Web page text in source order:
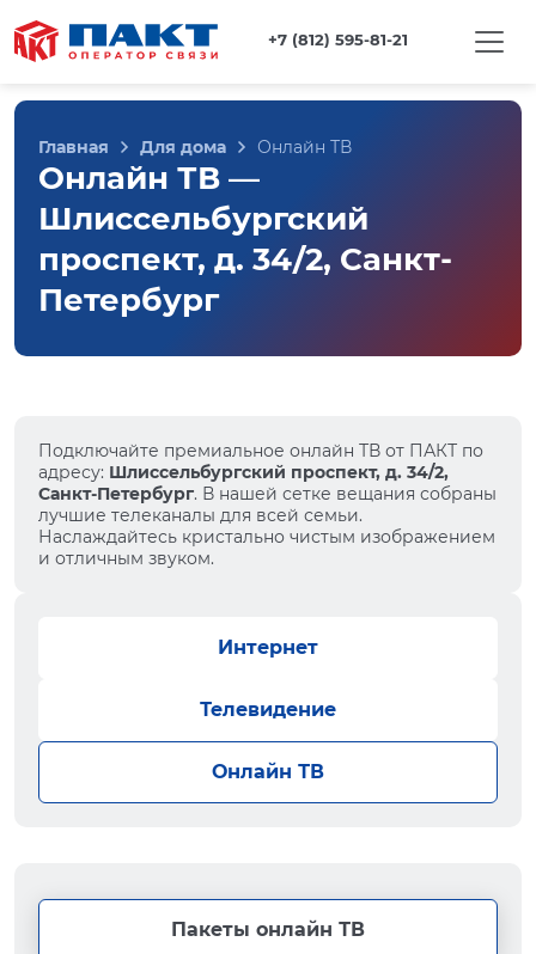
+7 (812) 595-81-21
Главная Для дома Онлайн ТВ
Онлайн ТВ —
Шлиссельбургский
проспект, д. 34/2, Санкт-
Петербург
Подключайте премиальное онлайн ТВ от ПАКТ по
адресу: Шлиссельбургский проспект, д. 34/2,
Санкт-Петербург. В нашей сетке вещания собраны
лучшие телеканалы для всей семьи.
Наслаждайтесь кристально чистым изображением
и отличным звуком.
Интернет
Телевидение
Онлайн ТВ
Пакеты онлайн ТВ